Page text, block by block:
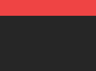
Odd Future Shop